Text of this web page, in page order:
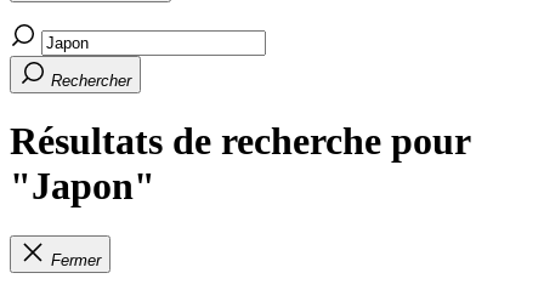
Rechercher
Résultats de recherche pour
"Japon"
Fermer